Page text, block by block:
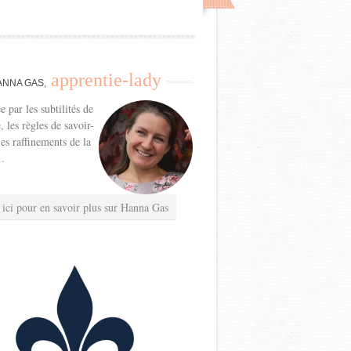
GAS, apprentie-lady
par les subtilités de
les règles de savoir-
raffinements de la
pour en savoir plus sur Hanna Gas